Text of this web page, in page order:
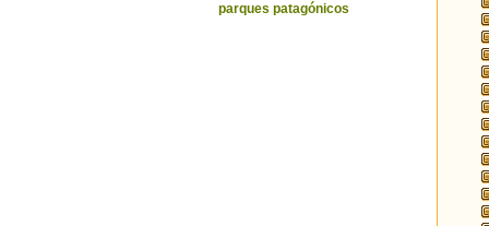
parques patagónicos